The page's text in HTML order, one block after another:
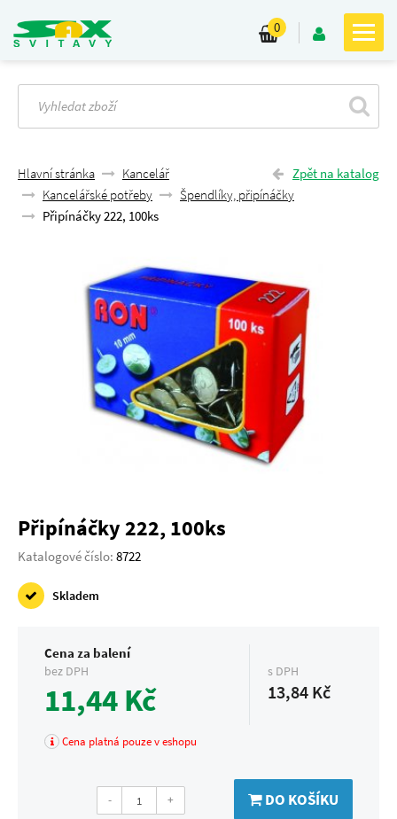
0
Zpět na katalog
Hlavní stránka
Kancelář
Kancelářské potřeby
Špendlíky, připínáčky
Připínáčky 222, 100ks
Připínáčky 222, 100ks
Katalogové číslo: 8722
Skladem
Cena za balení
bez DPH
11,44 Kč
s DPH
13,84 Kč
Cena platná pouze v eshopu
- + DO KOŠÍKU